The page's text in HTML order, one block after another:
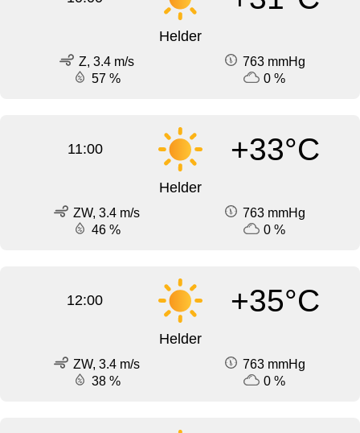
Helder
Z, 3.4 m/s
763 mmHg
57 %
0 %
11:00 +33°C
Helder
ZW, 3.4 m/s
763 mmHg
46 %
0 %
12:00 +35°C
Helder
ZW, 3.4 m/s
763 mmHg
38 %
0 %